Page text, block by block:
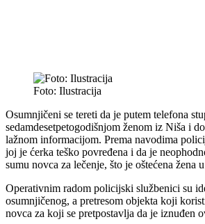
Foto: Ilustracija
Osumnjičeni se tereti da je putem telefona
sedamdesetpetogodišnjom ženom iz Niša i
lažnom informacijom. Prema navodima
joj je ćerka teško povređena i da je
sumu novca za lečenje, što je oštećena žena
Operativnim radom policijski službenici su
osumnjičenog, a pretresom objekta koji
novca za koji se pretpostavlja da je iznuđen